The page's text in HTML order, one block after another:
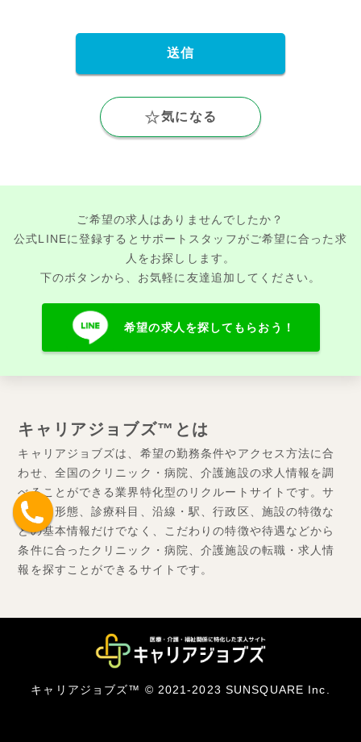
気になる
ご希望の求人はありませんでしたか？
公式LINEに登録するとサポートスタッフがご希望に合った求
人をお探しします。
下のボタンから、お気軽に友達追加してください。
希望の求人を探してもらおう！
キャリアジョブズ™とは
キャリアジョブズは、希望の勤務条件やアクセス方法に合
わせ、全国のクリニック・病院、介護施設の求人情報を調
べることができる業界特化型のリクルートサイトです。サ
ービス形態、診療科目、沿線・駅、行政区、施設の特徴な
どの基本情報だけでなく、こだわりの特徴や待遇などから
条件に合ったクリニック・病院、介護施設の転職・求人情
報を探すことができるサイトです。
キャリアジョブズ™ © 2021-2023 SUNSQUARE Inc.